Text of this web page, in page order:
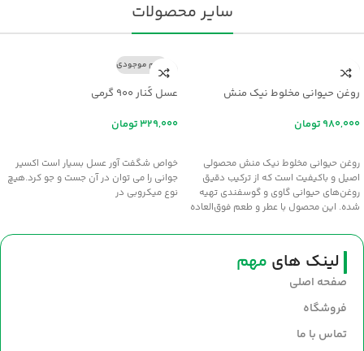
سایر محصولات
روغن حیوانی مخلوط نیک منش
تومان
روغن حیوانی مخلوط نیک منش محصولی
اصیل و باکیفیت است که از ترکیب دقیق
روغن‌های حیوانی گاوی و گوسفندی تهیه
شده. این محصول با عطر و طعم فوق‌العاده
خوش‌عطر و صبحانه‌های مقوی است. سلامت
و طعم اصیل را با روغن نیک‌منش به
سفره‌های خود بیاورید.
اتمام موجودی
عسل کُنار ۹۰۰ گرمی
تومان
خواص شگفت آور عسل بسيار است اکسير
جواني را مي توان در آن جست و جو کرد.هيچ
نوع ميکروبي در
لینک های مهم
صفحه اصلی
فروشگاه
تماس با ما